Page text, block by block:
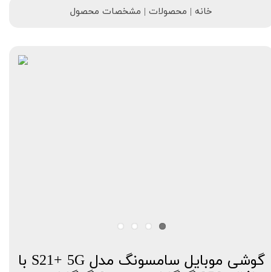
خانه | محصولات | مشخصات محصول
گوشی موبایل سامسونگ مدل S21+ 5G با